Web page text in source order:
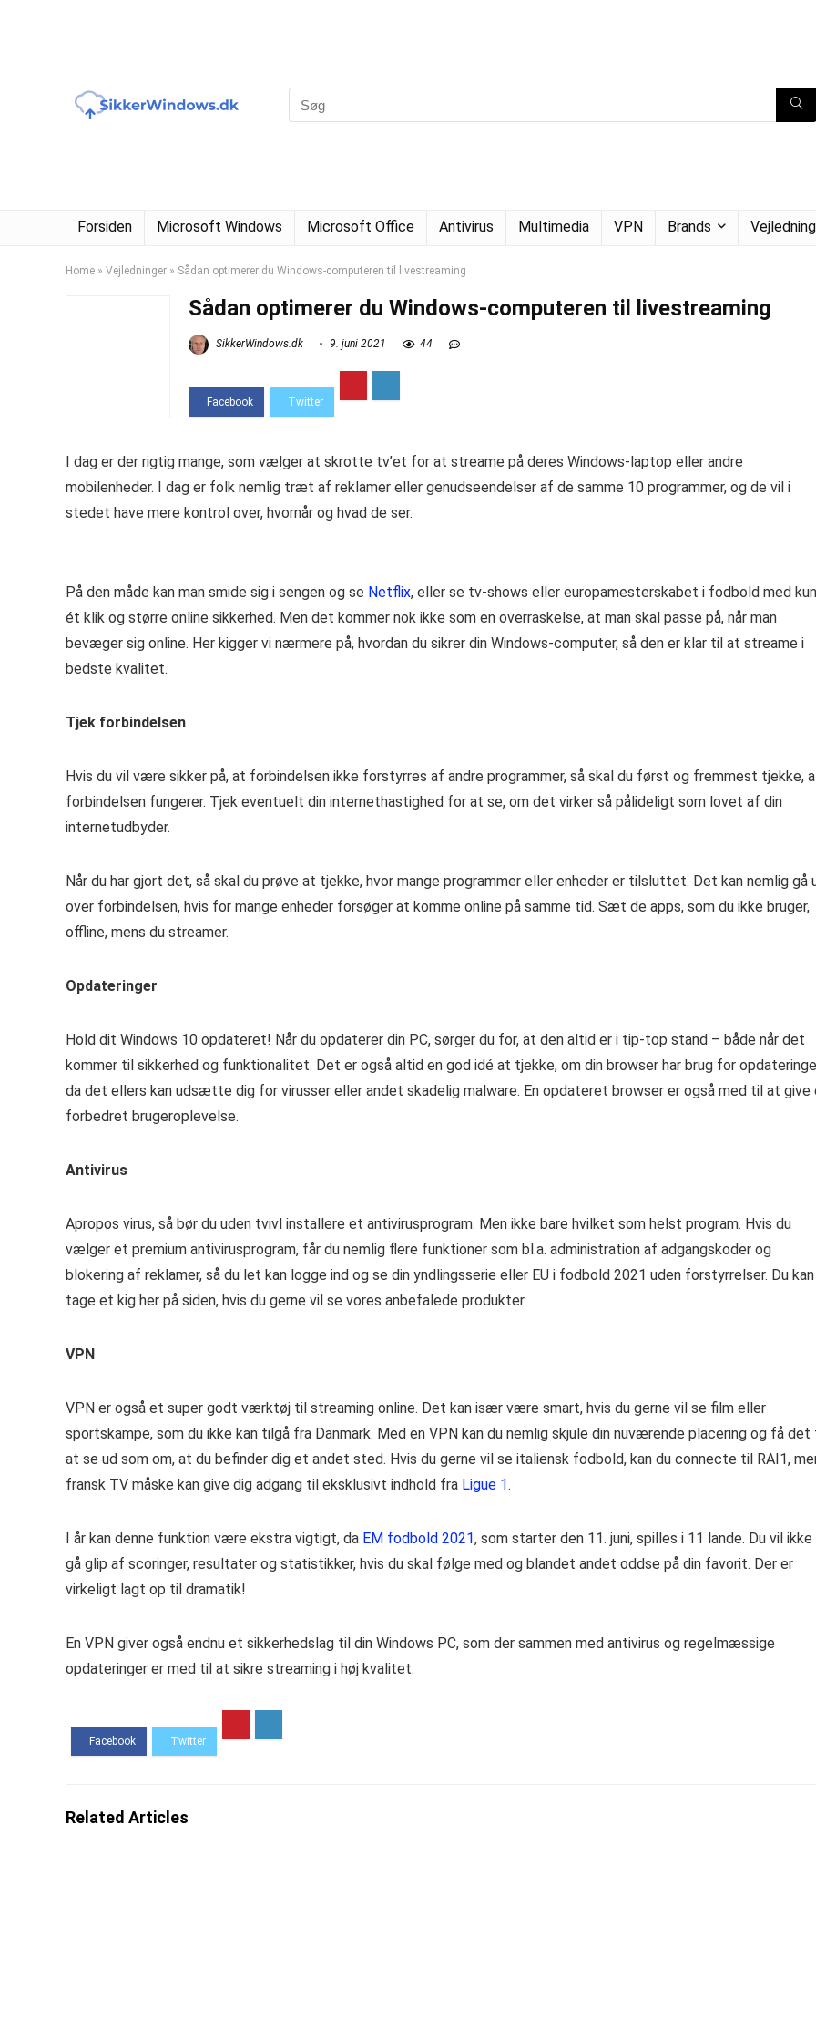
Forsiden Microsoft Windows Microsoft Office Antivirus Multimedia VPN Brands
Home » Vejledninger » Sådan optimerer du Windows-computeren til livestreaming
Sådan optimerer du Windows-computeren til livestreaming
SikkerWindows.dk 9. juni 2021 44
I dag er der rigtig mange, som vælger at skrotte tv’et for at streame på deres Windows-laptop eller andre
mobilenheder. I dag er folk nemlig træt af reklamer eller genudseendelser af de samme 10 programmer, og de vil i
stedet have mere kontrol over, hvornår og hvad de ser.
På den måde kan man smide sig i sengen og se Netflix, eller se tv-shows eller europamesterskabet i fodbold med kun
ét klik og større online sikkerhed. Men det kommer nok ikke som en overraskelse, at man skal passe på, når man
bevæger sig online. Her kigger vi nærmere på, hvordan du sikrer din Windows-computer, så den er klar til at streame i
bedste kvalitet.
Tjek forbindelsen
Hvis du vil være sikker på, at forbindelsen ikke forstyrres af andre programmer, så skal du først og fremmest tjekke,
forbindelsen fungerer. Tjek eventuelt din internethastighed for at se, om det virker så pålideligt som lovet af din
internetudbyder.
Når du har gjort det, så skal du prøve at tjekke, hvor mange programmer eller enheder er tilsluttet. Det kan nemlig gå
over forbindelsen, hvis for mange enheder forsøger at komme online på samme tid. Sæt de apps, som du ikke bruger,
offline, mens du streamer.
Opdateringer
Hold dit Windows 10 opdateret! Når du opdaterer din PC, sørger du for, at den altid er i tip-top stand – både når det
kommer til sikkerhed og funktionalitet. Det er også altid en god idé at tjekke, om din browser har brug for
da det ellers kan udsætte dig for virusser eller andet skadelig malware. En opdateret browser er også med til at give
forbedret brugeroplevelse.
Antivirus
Apropos virus, så bør du uden tvivl installere et antivirusprogram. Men ikke bare hvilket som helst program. Hvis du
vælger et premium antivirusprogram, får du nemlig flere funktioner som bl.a. administration af adgangskoder og
blokering af reklamer, så du let kan logge ind og se din yndlingsserie eller EU i fodbold 2021 uden forstyrrelser. Du kan
tage et kig her på siden, hvis du gerne vil se vores anbefalede produkter.
VPN
VPN er også et super godt værktøj til streaming online. Det kan især være smart, hvis du gerne vil se film eller
sportskampe, som du ikke kan tilgå fra Danmark. Med en VPN kan du nemlig skjule din nuværende placering og få det
at se ud som om, at du befinder dig et andet sted. Hvis du gerne vil se italiensk fodbold, kan du connecte til RAI1,
fransk TV måske kan give dig adgang til eksklusivt indhold fra Ligue 1.
I år kan denne funktion være ekstra vigtigt, da EM fodbold 2021, som starter den 11. juni, spilles i 11 lande. Du vil ikke
gå glip af scoringer, resultater og statistikker, hvis du skal følge med og blandet andet oddse på din favorit. Der er
virkeligt lagt op til dramatik!
En VPN giver også endnu et sikkerhedslag til din Windows PC, som der sammen med antivirus og regelmæssige
opdateringer er med til at sikre streaming i høj kvalitet.
Related Articles